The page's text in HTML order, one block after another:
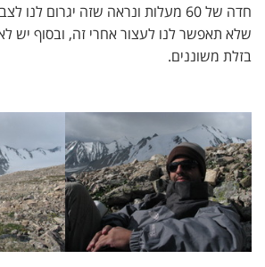
חדה של 60 מעלות ונראה שזה יגרום
שלא תאפשר לנו לעצור אחרי זה, ובסוף יש
בזלת משוננים.